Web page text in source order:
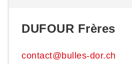
DUFOUR Frères
contact@bulles-dor.ch